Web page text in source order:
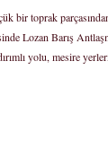
bir toprak
Lozan Barış
yolu, mesire